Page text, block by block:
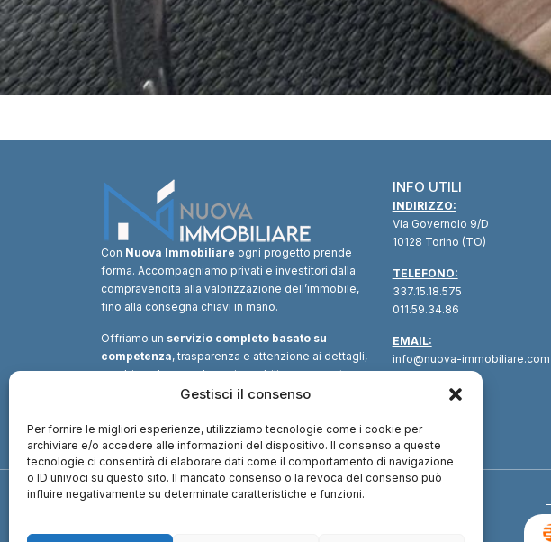
Gestisci il consenso
Per fornire le migliori esperienze, utilizziamo tecnologie come i cookie per
archiviare e/o accedere alle informazioni del dispositivo. Il consenso a queste
tecnologie ci consentirà di elaborare dati come il comportamento di navigazione
o ID univoci su questo sito. Il mancato consenso o la revoca del consenso può
influire negativamente su determinate caratteristiche e funzioni.
Con Nuova Immobiliare ogni progetto prende
forma. Accompagniamo privati e investitori dalla
compravendita alla valorizzazione dell’immobile,
fino alla consegna chiavi in mano.
Offriamo un servizio completo basato su
competenza, trasparenza e attenzione ai dettagli,
combinando consulenza immobiliare, supporto
tecnico e soluzioni finanziarie.Un unico
valore.
INFO UTILI
INDIRIZZO:
Via Governolo 9/D
10128 Torino (TO)
TELEFONO:
337.15.18.575
011.59.34.86
EMAIL:
info@nuova-immobiliare.com